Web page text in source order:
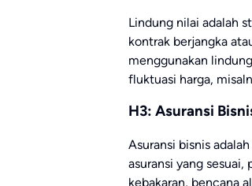
Lindung nilai adalah
kontrak berjangka
menggunakan
fluktuasi harga,
H3: Asuransi
Asuransi bisnis
asuransi yang
kebakaran, bencana